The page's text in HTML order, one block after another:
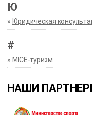
Ю
» Юридическая
#
» MICE-туризм
НАШИ